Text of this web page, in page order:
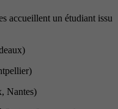
accueillent un étudiant issu
Nantes)